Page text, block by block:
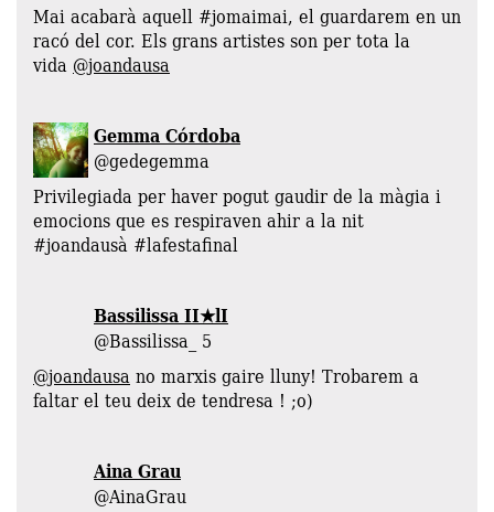
Mai acabarà aquell #jomaimai, el guardarem en un
racó del cor. Els grans artistes son per tota la
vida @joandausa
Gemma Córdoba
@gedegemma
Privilegiada per haver pogut gaudir de la màgia i
emocions que es respiraven ahir a la nit
#joandausà #lafestafinal
Bassilissa II★lI
@Bassilissa_ 5
@joandausano marxis gaire lluny! Trobarem a
faltar el teu deix de tendresa ! ;o)
Aina Grau
@AinaGrau